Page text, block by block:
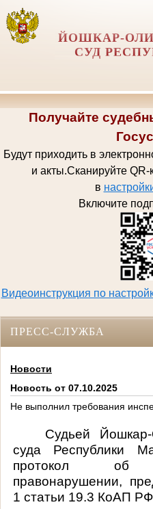
ЙОШКАР-
СУД
Получайте
Будут приходить в
и акты.Сканируйте
в
Включите
Видеоинструкция по
ПРЕСС-СЛУЖБА
Новости
Новость от 07.10.2025
Не выполнил требования
Судьей Йошкар-
суда Республики
протокол об
правонарушении,
1 статьи 19.3 КоАП